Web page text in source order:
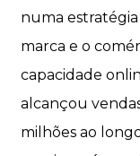
numa
marca e o
capacidade
alcançou
milhões ao